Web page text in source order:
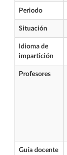
Periodo
Situación
Idioma de
impartición
Profesores
Guía docente